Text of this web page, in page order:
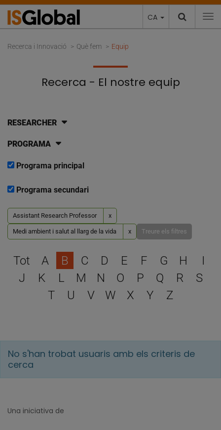
CA
Recerca i Innovació Què fem Equip
Recerca - El nostre equip
RESEARCHER
PROGRAMA
Programa principal
Programa secundari
Assistant Research Professor x
Medi ambient i salut al llarg de la vida x Treure els filtres
Escull una lletra per filtrar
Tot A B C D E F G H
I
J
K L M N O P Q R
S
T
U V W X Y Z
No s'han trobat usuaris amb els criteris de
cerca
Una iniciativa de